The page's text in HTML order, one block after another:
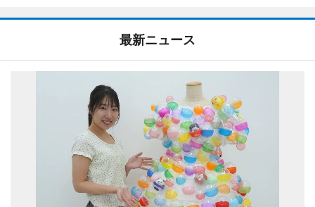
最新ニュース